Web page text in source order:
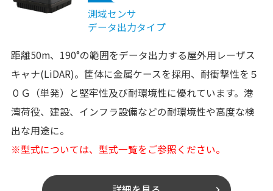
測域センサ
データ出力タイプ
距離50m、190°の範囲をデータ出力する屋外用レーザス
キャナ(LiDAR)。筐体に金属ケースを採用、耐衝撃性を５
０Ｇ（単発）と堅牢性及び耐環境性に優れています。港
湾荷役、建設、インフラ設備などの耐環境性や高度な検
出な用途に。
※型式については、型式一覧をご参照ください。